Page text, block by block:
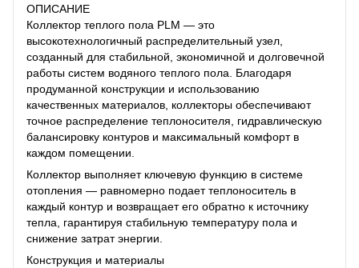
ОПИСАНИЕ
Коллектор теплого пола PLM — это
высокотехнологичный распределительный узел,
созданный для стабильной, экономичной и долговечной
работы систем водяного теплого пола. Благодаря
продуманной конструкции и использованию
качественных материалов, коллекторы обеспечивают
точное распределение теплоносителя, гидравлическую
балансировку контуров и максимальный комфорт в
каждом помещении.
Коллектор выполняет ключевую функцию в системе
отопления — равномерно подает теплоноситель в
каждый контур и возвращает его обратно к источнику
тепла, гарантируя стабильную температуру пола и
снижение затрат энергии.
Конструкция и материалы